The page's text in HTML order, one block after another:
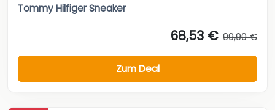
Tommy Hilfiger Sneaker
68,53 € 99,90 €
Zum Deal